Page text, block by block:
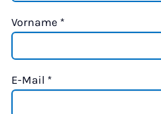
Vorname *
E-Mail *